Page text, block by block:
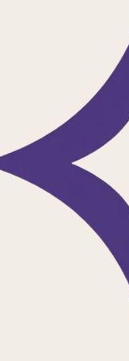
پادکست‌ها، نقد و